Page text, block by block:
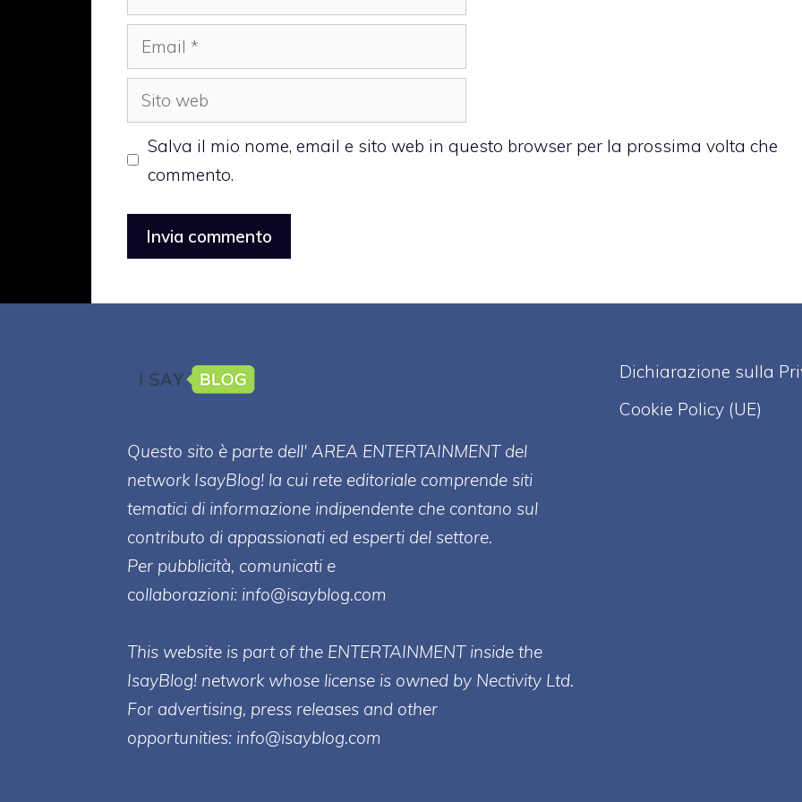
Email
Sito
web
Salva il mio nome, email e sito web in questo browser per la prossima volta che
commento.
Questo sito è parte dell' AREA ENTERTAINMENT del
network IsayBlog! la cui rete editoriale comprende siti
tematici di informazione indipendente che contano sul
contributo di appassionati ed esperti del settore.
Per pubblicità, comunicati e
collaborazioni: info@isayblog.com
This website is part of the ENTERTAINMENT inside the
IsayBlog! network whose license is owned by Nectivity Ltd.
For advertising, press releases and other
opportunities: info@isayblog.com
Dichiarazione sulla
Cookie Policy (UE)